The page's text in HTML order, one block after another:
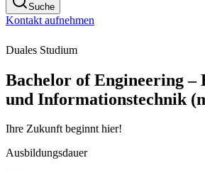
Suche
Kontakt aufnehmen
Duales Studium
Bachelor of Engineering
und Informationstechnik
Ihre Zukunft beginnt hier!
Ausbildungsdauer